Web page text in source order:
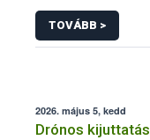
eljárásba
TOVÁBB >
2026. május 5, kedd
Drónos